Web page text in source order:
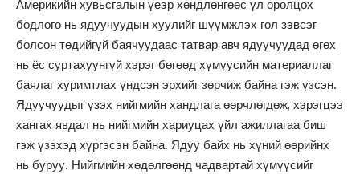
Америкийн хувьсгалын үеэр хөндлөнгөөс үл оролцох
бодлого нь ядуучуудын хуулийг шүүмжлэх гол зэвсэг
болсон төдийгүй баячуудаас татвар авч ядуучуудад өгөх
нь ёс суртахуунгүй хэрэг бөгөөд хүмүусийн материаллаг
баялаг хуримтлах үндсэн эрхийг зөрчиж байна гэж үзсэн.
Ядуучуудыг үзэх нийгмийн хандлага өөрчлөгдөж, хэрэгцээ
хангах явдал нь нийгмийн хариуцах үйл ажиллагаа биш
гэж үзэхэд хүргэсэн байна. Ядуу байх нь хүний өөрийнх
нь буруу. Нийгмийн хөдөлгөөнд чадвартай хүмүүсийг